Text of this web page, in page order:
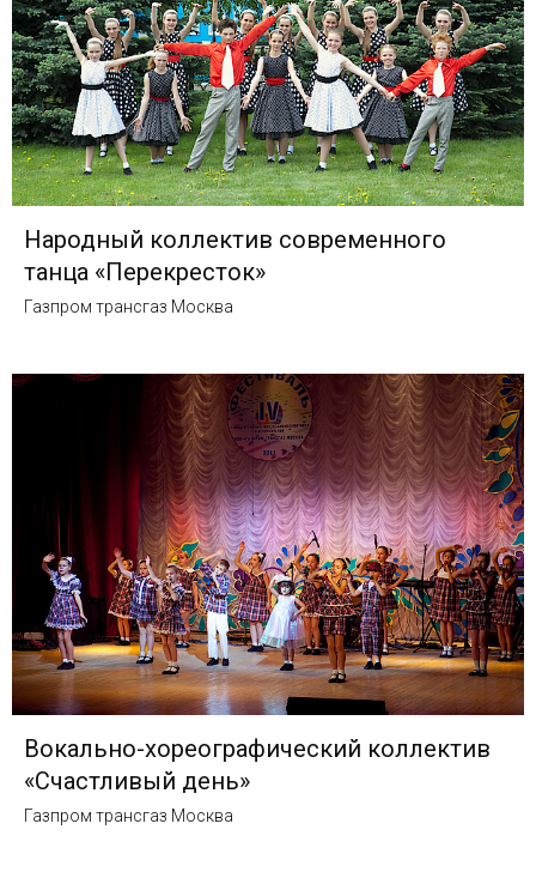
Народный коллектив современного
танца «Перекресток»
Газпром трансгаз Москва
Вокально-хореографический коллектив
«Счастливый день»
Газпром трансгаз Москва